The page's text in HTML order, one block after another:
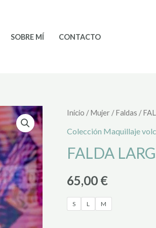
SOBRE MÍ CONTACTO
Inicio /Mujer /Faldas /
Colección Maquillaje
FALDA
65,00 €
S L M
FALDA
LARGA
Volcánico